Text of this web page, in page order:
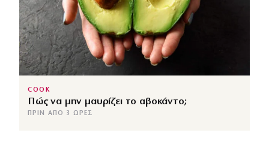
COOK
Πώς να μην μαυρίζει το αβοκάντο;
ΠΡΙΝ ΑΠΌ 3 ΏΡΕΣ